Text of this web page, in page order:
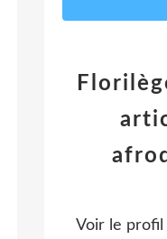
Voir le profil